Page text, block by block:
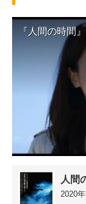
『人間の時間
人間
2020